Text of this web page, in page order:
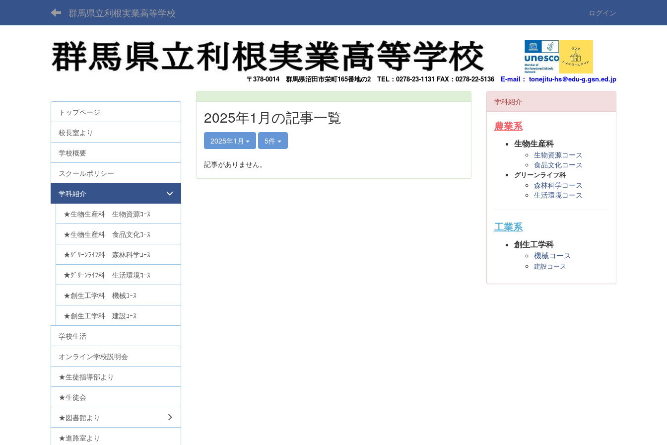
群馬県立利根実業高等学校 ログイン
〒378-0014 群馬県沼田市栄町165番地の2 TEL：0278-23-1131 FAX：0278-22-5136 E-mail： tonejitu-hs＠edu-g.gsn.ed.jp
2025年1月の記事一覧
2025年1月 5件
記事がありません。
トップページ
校長室より
学校概要
スクールポリシー
学科紹介
★生物生産科 生物資源ｺｰｽ
★生物生産科 食品文化ｺｰｽ
★ｸﾞﾘｰﾝﾗｲﾌ科 森林科学ｺｰｽ
★ｸﾞﾘｰﾝﾗｲﾌ科 生活環境ｺｰｽ
★創生工学科 機械ｺｰｽ
★創生工学科 建設ｺｰｽ
学校生活
オンライン学校説明会
★生徒指導部より
★生徒会
★図書館より
★進路室より
学科紹介
農業系
生物生産科
生物資源コース
食品文化コース
グリーンライフ科
森林科学コース
生活環境コース
工業系
創生工学科
機械コース
建設コース